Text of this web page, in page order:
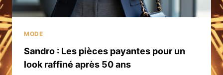
MODE
Sandro : Les pièces payantes pour un
look raffiné après 50 ans